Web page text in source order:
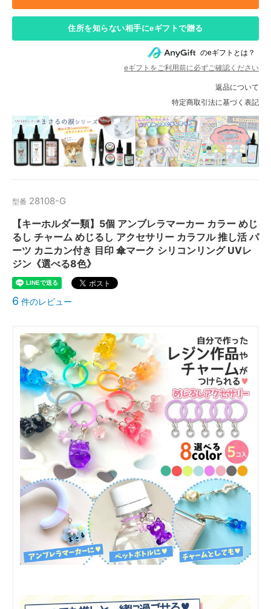
住所を知らない相手にeギフトで贈る
のeギフトとは？
eギフトをご利用前に必ずご確認ください
返品について
特定商取引法に基づく表記
型番 28108-G
【キーホルダー類】5個 アンブレラマーカー カラー めじ
るし チャーム めじるし アクセサリー カラフル 推し活 パ
ーツ カニカン付き 目印 傘マーク シリコンリング UVレ
ジン《選べる8色》
6 件のレビュー